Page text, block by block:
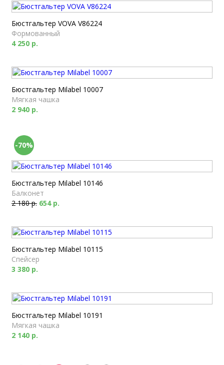
Бюстгальтер VOVA V86224
Формованный
4 250 р.
Бюстгальтер Milabel 10007
Мягкая чашка
2 940 р.
-70%
Бюстгальтер Milabel 10146
Балконет
2 180 р. 654 р.
Бюстгальтер Milabel 10115
Спейсер
3 380 р.
Бюстгальтер Milabel 10191
Мягкая чашка
2 140 р.